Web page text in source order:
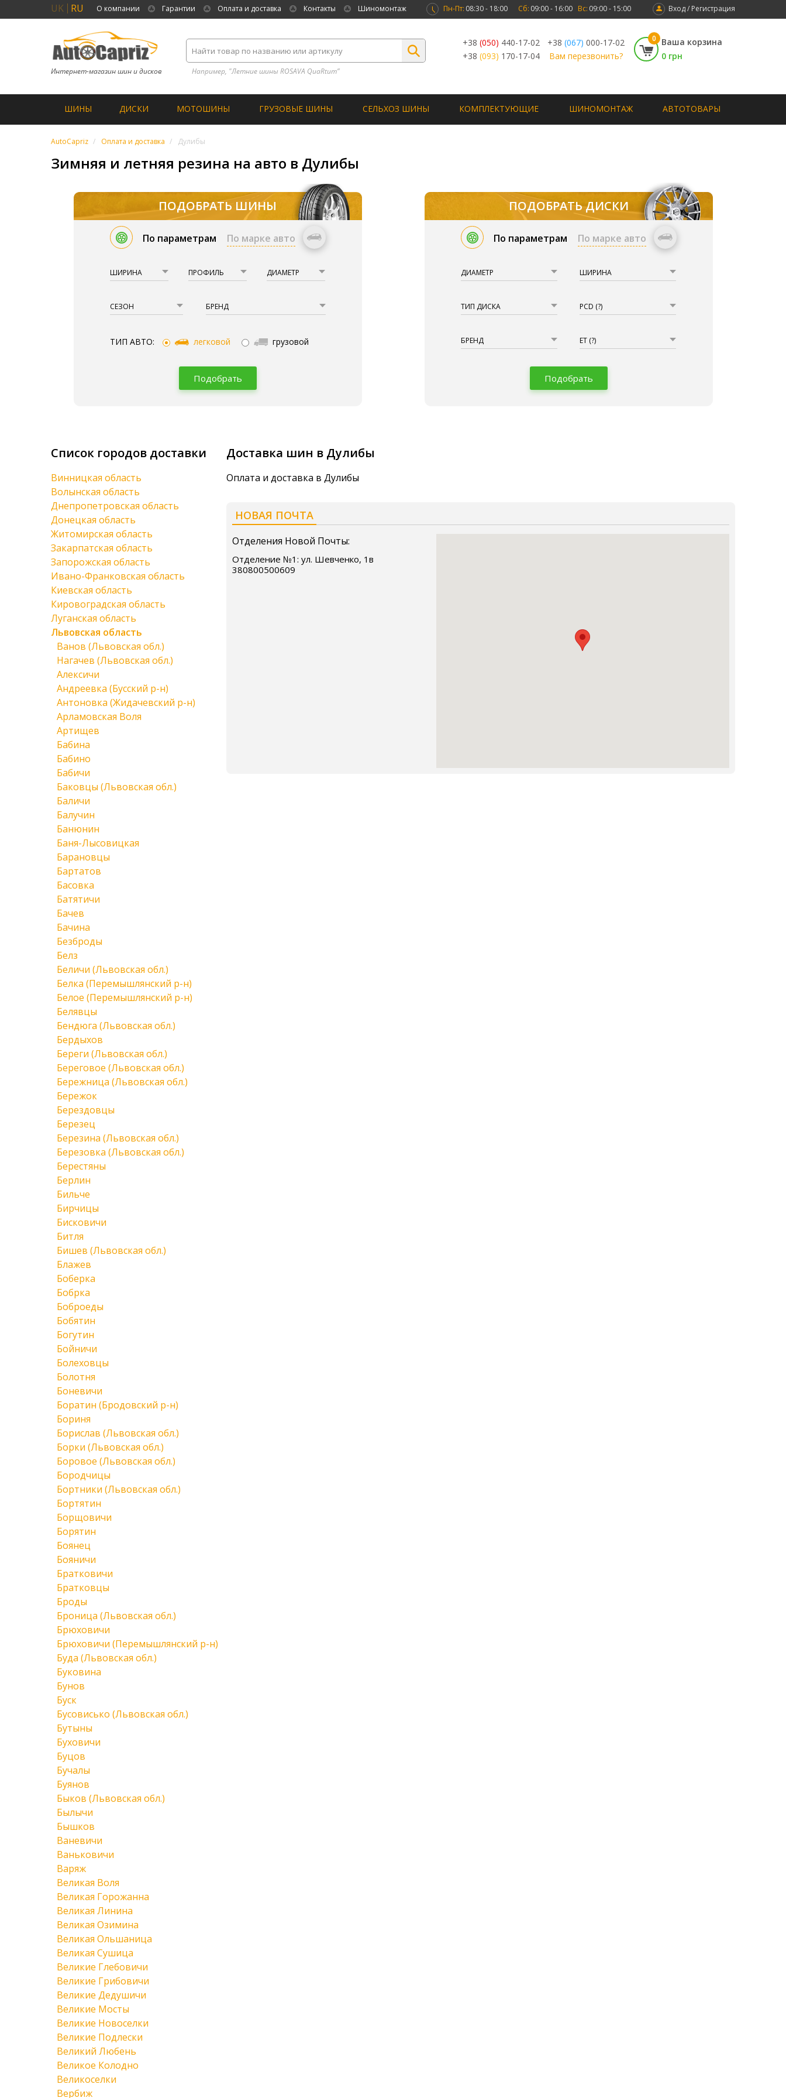
UK RU О компании Гарантии Оплата и доставка Контакты Шиномонтаж Вход / Регистрация
Пн-Пт: 08:30 - 18:00 Сб: 09:00 - 16:00 Вс: 09:00 - 15:00
Интернет-магазин шин и дисков Например, "Летние шины ROSAVA QuaRtum”
+38 (050) 440-17-02 +38 (067) 000-17-02
+38 (093) 170-17-04 Вам перезвонить?
0
Ваша корзина
0 грн
ШИНЫ ДИСКИ МОТОШИНЫ ГРУЗОВЫЕ ШИНЫ СЕЛЬХОЗ ШИНЫ КОМПЛЕКТУЮЩИЕ ШИНОМОНТАЖ АВТОТОВАРЫ
AutoCapriz Оплата и доставка Дулибы
Зимняя и летняя резина на авто в Дулибы
ПОДОБРАТЬ ШИНЫ
По параметрам По марке авто
ШИРИНА ПРОФИЛЬ ДИАМЕТР
СЕЗОН БРЕНД
ТИП АВТО: легковой грузовой
Подобрать
ПОДОБРАТЬ ДИСКИ
По параметрам По марке авто
ДИАМЕТР ШИРИНА
ТИП ДИСКА PCD (?)
БРЕНД ET (?)
Подобрать
Доставка шин в Дулибы
Оплата и доставка в Дулибы
НОВАЯ ПОЧТА
Отделения Новой Почты:
Отделение №1: ул. Шевченко, 1в
380800500609
Список городов доставки
Винницкая область
Волынская область
Днепропетровская область
Донецкая область
Житомирская область
Закарпатская область
Запорожская область
Ивано-Франковская область
Киевская область
Кировоградская область
Луганская область
Львовская область
Ванов (Львовская обл.)
Нагачев (Львовская обл.)
Алексичи
Андреевка (Бусский р-н)
Антоновка (Жидачевский р-н)
Арламовская Воля
Артищев
Бабина
Бабино
Бабичи
Баковцы (Львовская обл.)
Баличи
Балучин
Банюнин
Баня-Лысовицкая
Барановцы
Бартатов
Басовка
Батятичи
Бачев
Бачина
Безброды
Белз
Беличи (Львовская обл.)
Белка (Перемышлянский р-н)
Белое (Перемышлянский р-н)
Белявцы
Бендюга (Львовская обл.)
Бердыхов
Береги (Львовская обл.)
Береговое (Львовская обл.)
Бережница (Львовская обл.)
Бережок
Берездовцы
Березец
Березина (Львовская обл.)
Березовка (Львовская обл.)
Берестяны
Берлин
Бильче
Бирчицы
Бисковичи
Битля
Бишев (Львовская обл.)
Блажев
Боберка
Бобрка
Боброеды
Бобятин
Богутин
Бойничи
Болеховцы
Болотня
Боневичи
Боратин (Бродовский р-н)
Бориня
Борислав (Львовская обл.)
Борки (Львовская обл.)
Боровое (Львовская обл.)
Бородчицы
Бортники (Львовская обл.)
Бортятин
Борщовичи
Борятин
Боянец
Бояничи
Братковичи
Братковцы
Броды
Броница (Львовская обл.)
Брюховичи
Брюховичи (Перемышлянский р-н)
Буда (Львовская обл.)
Буковина
Бунов
Буск
Бусовисько (Львовская обл.)
Бутыны
Буховичи
Буцов
Бучалы
Буянов
Быков (Львовская обл.)
Былычи
Бышков
Ваневичи
Ваньковичи
Варяж
Великая Воля
Великая Горожанна
Великая Линина
Великая Озимина
Великая Ольшаница
Великая Сушица
Великие Глебовичи
Великие Грибовичи
Великие Дедушичи
Великие Мосты
Великие Новоселки
Великие Подлески
Великий Любень
Великое Колодно
Великоселки
Вербиж